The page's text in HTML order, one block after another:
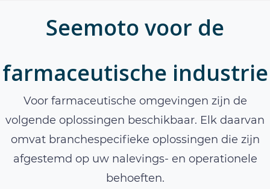
Seemoto voor de
farmaceutische industrie
Voor farmaceutische omgevingen zijn de
volgende oplossingen beschikbaar. Elk daarvan
omvat branchespecifieke oplossingen die zijn
afgestemd op uw nalevings- en operationele
behoeften.